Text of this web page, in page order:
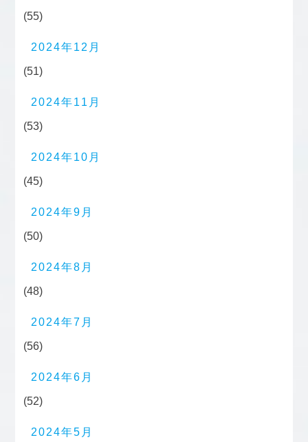
(55)
2024年12月
(51)
2024年11月
(53)
2024年10月
(45)
2024年9月
(50)
2024年8月
(48)
2024年7月
(56)
2024年6月
(52)
2024年5月